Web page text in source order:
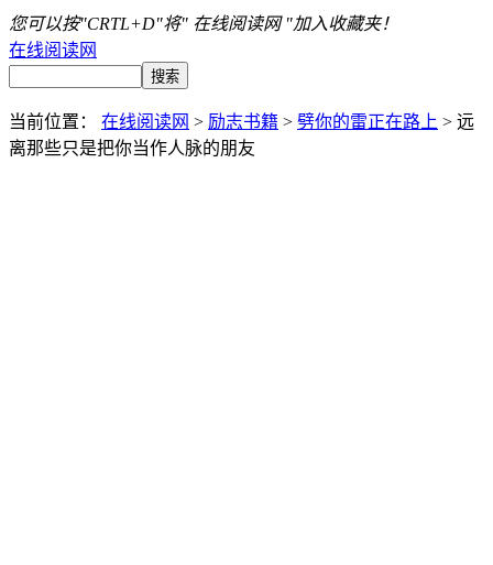
您可以按"CRTL+D"将" 在线阅读网 "加入收藏夹！
在线阅读网
当前位置： 在线阅读网 > 励志书籍 > 劈你的雷正在路上 > 远
离那些只是把你当作人脉的朋友